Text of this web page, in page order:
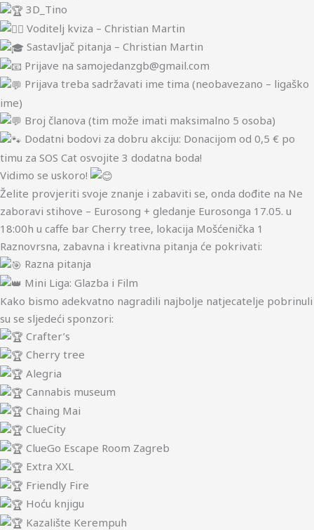
3D_Tino
Voditelj kviza – Christian Martin
Sastavljač pitanja – Christian Martin
Prijave na samojedanzgb@gmail.com
Prijava treba sadržavati ime tima (neobavezano – ligaško
ime)
Broj članova (tim može imati maksimalno 5 osoba)
Dodatni bodovi za dobru akciju: Donacijom od 0,5 € po
timu za SOS Cat osvojite 3 dodatna boda!
Vidimo se uskoro!
Želite provjeriti svoje znanje i zabaviti se, onda dođite na Ne
zaboravi stihove – Eurosong + gledanje Eurosonga 17.05. u
18:00h u caffe bar Cherry tree, lokacija Mošćenička 1
Raznovrsna, zabavna i kreativna pitanja će pokrivati:
Razna pitanja
Mini Liga: Glazba i Film
Kako bismo adekvatno nagradili najbolje natjecatelje pobrinuli
su se sljedeći sponzori:
Crafter’s
Cherry tree
Alegria
Cannabis museum
Chaing Mai
ClueCity
ClueGo Escape Room Zagreb
Extra XXL
Friendly Fire
Hoću knjigu
Kazalište Kerempuh